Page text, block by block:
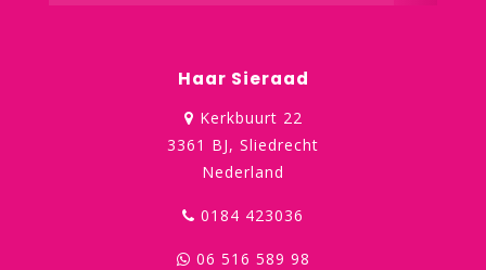
Haar Sieraad
Kerkbuurt 22
3361 BJ, Sliedrecht
Nederland
0184 423036
06 516 589 98